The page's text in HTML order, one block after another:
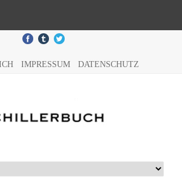
IMPRESSUM DATENSCHUTZ